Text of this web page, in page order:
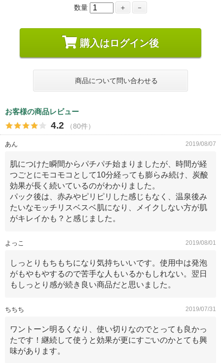
数量 ＋ －
購入はログイン後
商品について問い合わせる
お客様の商品レビュー
4.2 （80件）
あん 2019/08/07
肌につけた瞬間からパチパチ始まりましたが、時間が経
つごとにモコモコとして10分経っても膨らみ続け、炭酸
効果が長く続いているのがわかりました。
パック後は、赤みやピリピリした感じもなく、温泉後み
たいなモッチリスベスベ肌になり、メイクしない方が肌
がキレイかも？と感じました。
よっこ 2019/08/01
しっとりもちもちになり気持ちいいです。使用中は発泡
がもやもやするので苦手な人もいるかもしれない。翌日
もしっとり感が続き良い商品だと思いました。
ちちち 2019/07/31
ワントーン明るくなり、使い切りなのでとっても良かっ
たです！継続して使うと効果が更にすごいのかとても興
味があります。